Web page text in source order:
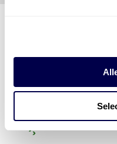
Den
bestaat